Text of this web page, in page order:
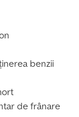
benzii
de frânare